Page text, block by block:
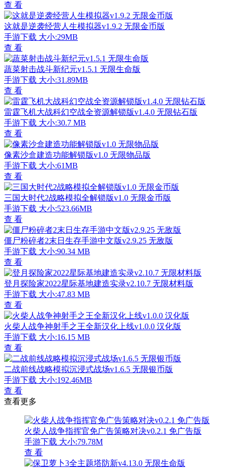
查 看
这就是逆袭经营人生模拟器v1.9.2 无限金币版
手游下载 大小:29MB
查 看
蔬菜射击战斗新纪元v1.5.1 无限生命版
手游下载 大小:31.89MB
查 看
雷霆飞机大战科幻空战全资源解锁版v1.4.0 无限钻石版
手游下载 大小:30.7 MB
查 看
像素沙盒建造功能解锁版v1.0 无限物品版
手游下载 大小:61MB
查 看
三国大时代2战略模拟全解锁版v1.0 无限金币版
手游下载 大小:523.66MB
查 看
僵尸粉碎者2末日生存手游中文版v2.9.25 无敌版
手游下载 大小:90.34 MB
查 看
登月探险家2022星际基地建造实录v2.10.7 无限材料版
手游下载 大小:47.83 MB
查 看
火柴人战争神射手之王全新汉化上线v1.0.0 汉化版
手游下载 大小:16.15 MB
查 看
二战前线战略模拟沉浸式战场v1.6.5 无限银币版
手游下载 大小:192.46MB
查 看
查看更多
火柴人战争指挥官免广告策略对决v0.2.1 免广告版
手游下载 大小:79.78M
查 看